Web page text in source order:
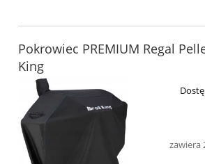
Pokrowiec PREMIUM Regal
King
zawiera